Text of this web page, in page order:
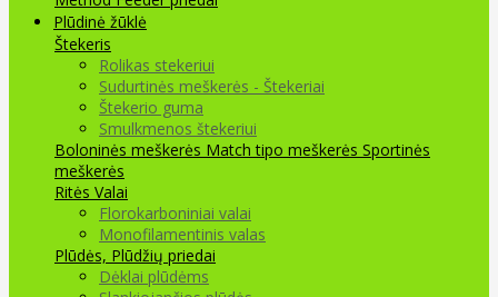
Plūdinė žūklė
Štekeris
Rolikas stekeriui
Sudurtinės meškerės - Štekeriai
Štekerio guma
Smulkmenos štekeriui
Boloninės meškerės Match tipo meškerės Sportinės
meškerės
Ritės Valai
Florokarboniniai valai
Monofilamentinis valas
Plūdės, Plūdžių priedai
Dėklai plūdėms